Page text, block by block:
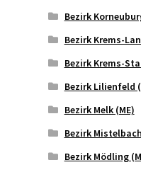
Bezirk
Bezirk Krems-
Bezirk Krems-
Bezirk Lilienfeld
Bezirk Melk (ME)
Bezirk
Bezirk Mödling